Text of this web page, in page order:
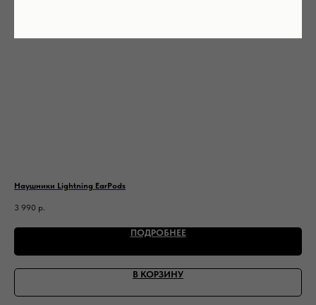
Наушники Lightning EarPods
3 990 р.
ПОДРОБНЕЕ
В КОРЗИНУ